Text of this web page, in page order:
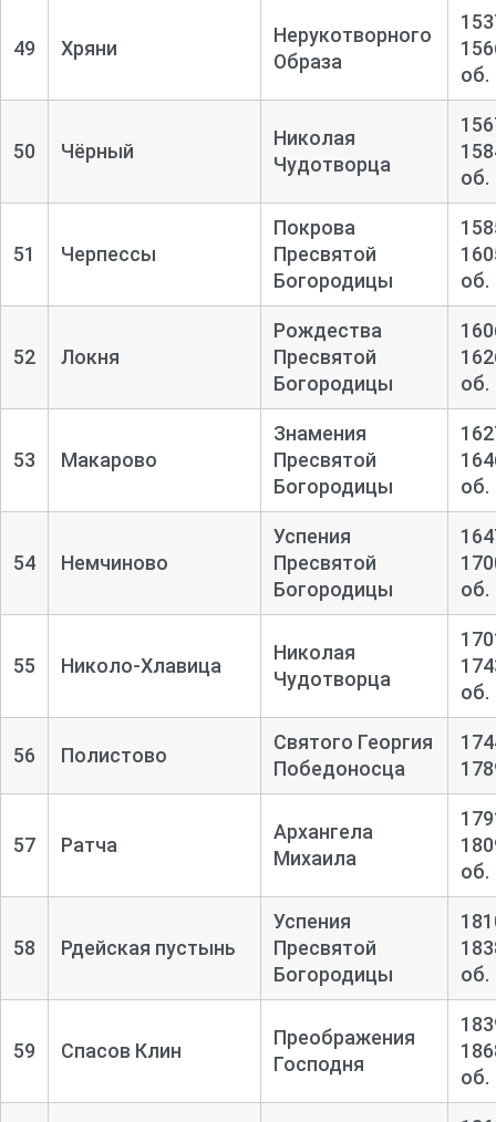
49 Хряни
Нерукотворного
Образа
об.
50 Чёрный
Николая
Чудотворца
об.
51 Черпессы
Покрова
Пресвятой
Богородицы
об.
52 Локня
Рождества
Пресвятой
Богородицы
об.
53 Макарово
Знамения
Пресвятой
Богородицы
об.
54 Немчиново
Успения
Пресвятой
Богородицы
об.
55 Николо-Хлавица
Николая
Чудотворца
об.
56 Полистово
Святого Георгия
Победоносца
57 Ратча
Архангела
Михаила
об.
58 Рдейская пустынь
Успения
Пресвятой
Богородицы
об.
59 Спасов Клин
Преображения
Господня
об.